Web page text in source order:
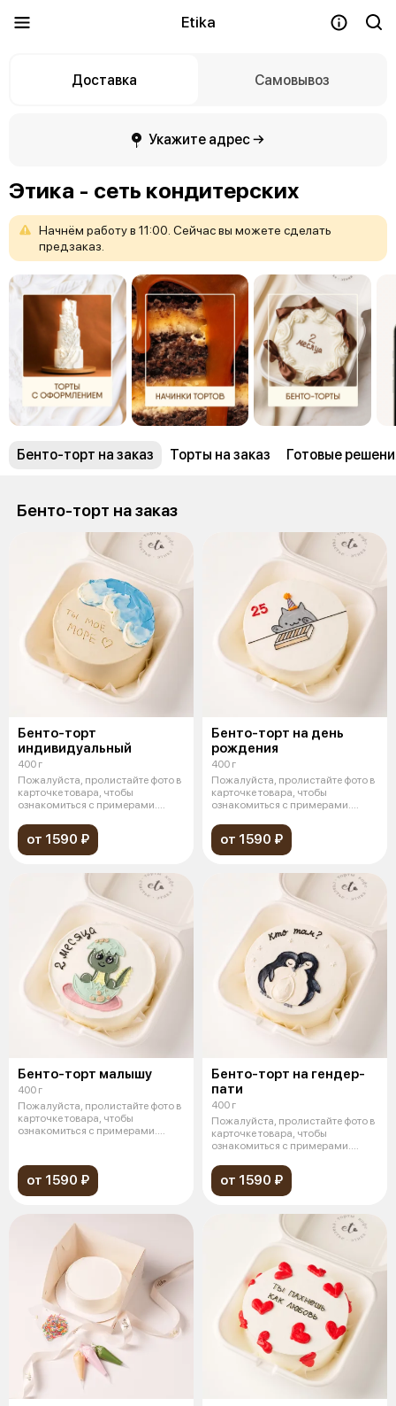
Etika
Доставка Самовывоз
Укажите адрес →
Этика - сеть кондитерских
Начнём работув 11:00. Сейчасвы можете сделать
предзаказ.
Бенто-торт на заказ Торты на заказ Готовые
Бенто-торт на заказ
Бенто-торт
индивидуальный
400 г
Пожалуйста, пролистайте фото в
карточке товара, чтобы
ознакомиться с примерами.
от 1590 ₽
Бенто-торт на день
рождения
400 г
Пожалуйста, пролистайте фото в
карточке товара, чтобы
ознакомиться с примерами.
от 1590 ₽
Бенто-торт малышу
400 г
Пожалуйста, пролистайте фото в
карточке товара, чтобы
ознакомиться с примерами.
от 1590 ₽
Бенто-торт на гендер-
пати
400 г
Пожалуйста, пролистайте фото в
карточке товара, чтобы
ознакомиться с примерами.
от 1590 ₽